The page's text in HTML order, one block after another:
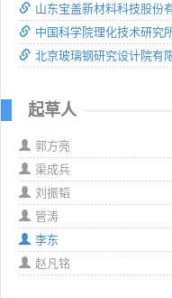
山东宝盖新材料科技股份
中国科学院理化技术研究
北京玻璃钢研究设计院有
起草人
郭方亮
渠成兵
刘振韬
管涛
李东
赵凡铭